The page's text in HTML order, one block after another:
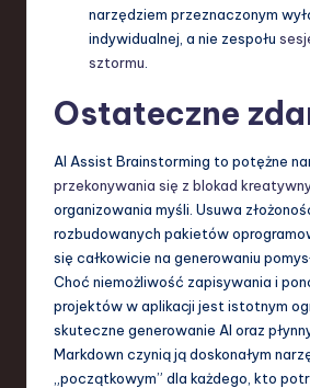
narzędziem przeznaczonym
indywidualnej, a nie zespołu
sztormu
Ostateczne
AI Assist Brainstorming to potężne
przekonywania się z blokad
organizowania myśli. Usuwa
rozbudowanych pakietów
się całkowicie na generowaniu
Choć niemożliwość zapisywania i
projektów w aplikacji jest istotnym
skuteczne generowanie AI oraz
Markdown czynią ją doskonałym
„początkowym” dla każdego, kto